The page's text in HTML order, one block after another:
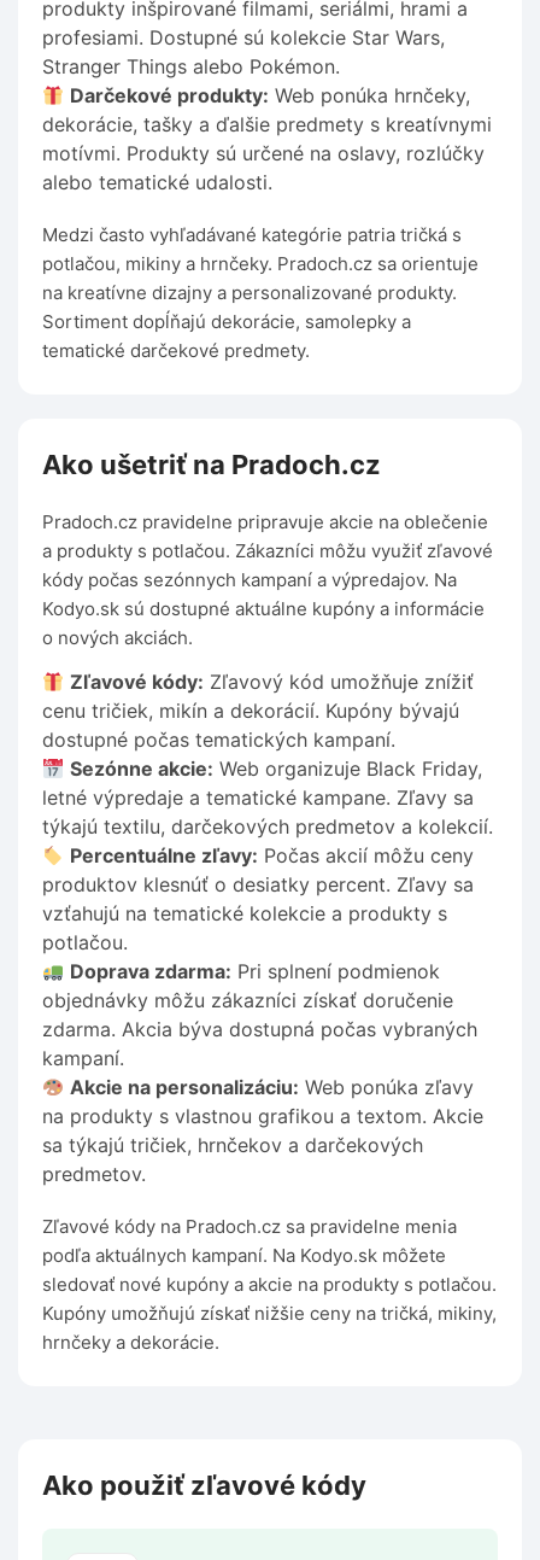
produkty inšpirované filmami, seriálmi, hrami a
profesiami. Dostupné sú kolekcie Star Wars,
Stranger Things alebo Pokémon.
Darčekové produkty: Web ponúka hrnčeky,
dekorácie, tašky a ďalšie predmety s kreatívnymi
motívmi. Produkty sú určené na oslavy, rozlúčky
alebo tematické udalosti.
Medzi často vyhľadávané kategórie patria tričká s
potlačou, mikiny a hrnčeky. Pradoch.cz sa orientuje
na kreatívne dizajny a personalizované produkty.
Sortiment dopĺňajú dekorácie, samolepky a
tematické darčekové predmety.
Ako ušetriť na Pradoch.cz
Pradoch.cz pravidelne pripravuje akcie na oblečenie
a produkty s potlačou. Zákazníci môžu využiť zľavové
kódy počas sezónnych kampaní a výpredajov. Na
Kodyo.sk sú dostupné aktuálne kupóny a informácie
o nových akciách.
Zľavové kódy: Zľavový kód umožňuje znížiť
cenu tričiek, mikín a dekorácií. Kupóny bývajú
dostupné počas tematických kampaní.
Sezónne akcie: Web organizuje Black Friday,
letné výpredaje a tematické kampane. Zľavy sa
týkajú textilu, darčekových predmetov a kolekcií.
Percentuálne zľavy: Počas akcií môžu ceny
produktov klesnúť o desiatky percent. Zľavy sa
vzťahujú na tematické kolekcie a produkty s
potlačou.
Doprava zdarma: Pri splnení podmienok
objednávky môžu zákazníci získať doručenie
zdarma. Akcia býva dostupná počas vybraných
kampaní.
Akcie na personalizáciu: Web ponúka zľavy
na produkty s vlastnou grafikou a textom. Akcie
sa týkajú tričiek, hrnčekov a darčekových
predmetov.
Zľavové kódy na Pradoch.cz sa pravidelne menia
podľa aktuálnych kampaní. Na Kodyo.sk môžete
sledovať nové kupóny a akcie na produkty s potlačou.
Kupóny umožňujú získať nižšie ceny na tričká, mikiny,
hrnčeky a dekorácie.
Ako použiť zľavové kódy